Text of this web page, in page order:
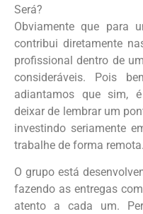
Será?
Obviamente que para
contribui diretamente
profissional dentro de
consideráveis. Pois
adiantamos que sim,
deixar de lembrar um
investindo seriamente
trabalhe de forma remota.
O grupo está
fazendo as entregas
atento a cada um.